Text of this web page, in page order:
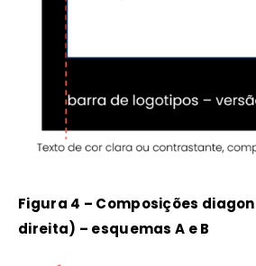
Figura 4 – Composições
direita) – esquemas A e B